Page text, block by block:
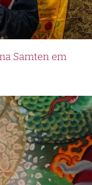
Samten em